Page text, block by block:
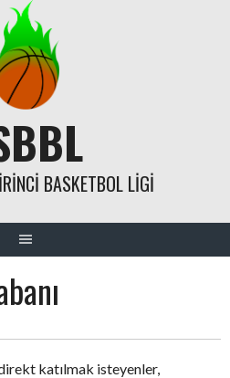
BASKETBOL LIGI
katılmak isteyenler,